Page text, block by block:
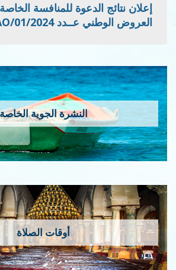
إعلان نتائج الدعوة للمنافسة
العروض الوطني عــدد 2024/AO/01
النشرة الجوية
أوقات الصلاة